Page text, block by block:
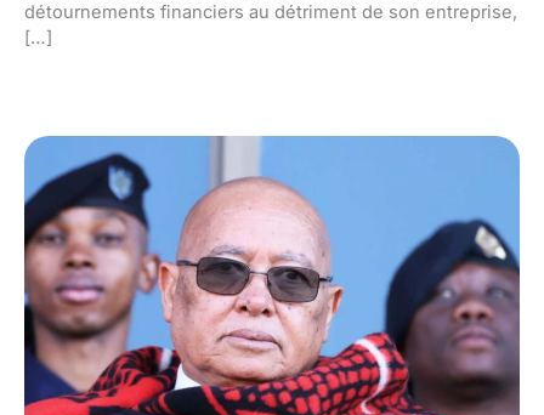
détournements financiers au détriment de son entreprise,
[…]